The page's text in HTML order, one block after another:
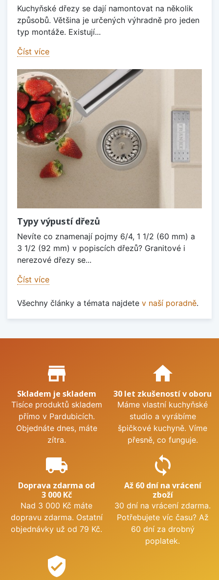
Kuchyňské dřezy se dají namontovat na několik
způsobů. Většina je určených výhradně pro jeden
typ montáže. Existují...
Číst více
Typy výpustí dřezů
Nevíte co znamenají pojmy 6/4, 1 1/2 (60 mm) a
3 1/2 (92 mm) v popiscích dřezů? Granitové i
nerezové dřezy se...
Číst více
Všechny články a témata najdete v naší poradně.
Proč nakupovat u nás?
store_mall_directory
Skladem je skladem
Tisíce produktů skladem
přímo v Pardubicích.
Objednáte dnes, máte
zítra.
home
30 let zkušeností v oboru
Máme vlastní kuchyňské
studio a vyrábíme
špičkové kuchyně. Víme
přesně, co funguje.
local_shipping
Doprava zdarma od
3 000 Kč
Nad 3 000 Kč máte
dopravu zdarma. Ostatní
objednávky už od 79 Kč.
sync
Až 60 dní na vrácení
zboží
30 dní na vrácení zdarma.
Potřebujete víc času? Až
60 dní za drobný
poplatek.
verified_user